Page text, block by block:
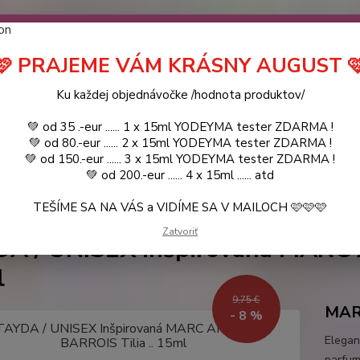
❤️ od .. 35 .-eur CENA PRODUKTOV si môžte vybrať ..
.. (TIE VŠAK TERBA VPÍSAŤ V SEKCII DODACE
a VIDÍME SA V MAILOCH a v Košiciach :) aj OSOBNE. 👋🤚👋 ..
KATALÓG Blog
Hľadať
NICHE PARFUMY TAYDA / UNISEX Inšpirovaná MARC ANTOINE
/ UNISEX Inšpirovaná
9,75 €
- 8 %
PRAJEME VÁM KRÁSNY AUGUST
Ku každej objednávočke /hodnota produktov/
💚 od 35 .-eur ...... 1 x 15ml YODEYMA tester ZDARMA !
💚 od 80.-eur ...... 2 x 15ml YODEYMA tester ZDARMA !
💚 od 150.-eur ...... 3 x 15ml YODEYMA tester ZDARMA !
💚 od 200.-eur ...... 4 x 15ml ...... atd
TEŠÍME SA NA VÁS a VIDÍME SA V MAILOCH 🩷🩷🩷
Zatvoriť